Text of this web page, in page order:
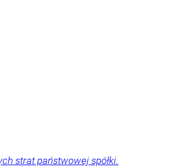
strat państwowej spółki.